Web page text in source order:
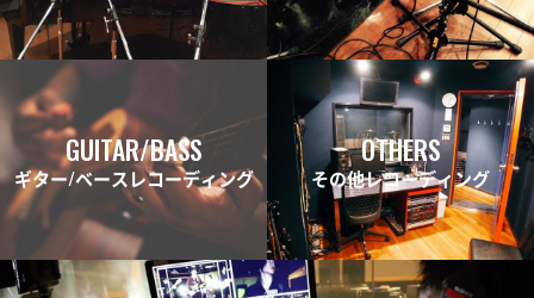
GUITAR/BASS
ギター/ベースレコーディング
OTHERS
その他レコーディング